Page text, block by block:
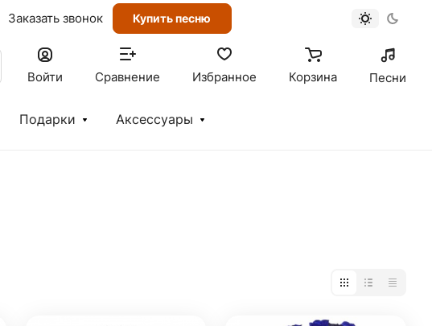
Заказать звонок Купить песню
Войти Сравнение Избранное Корзина Песни
Подарки Аксессуары